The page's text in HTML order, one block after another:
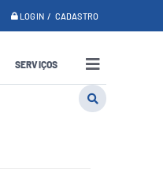
LOGIN / CADASTRO
SERVIÇOS